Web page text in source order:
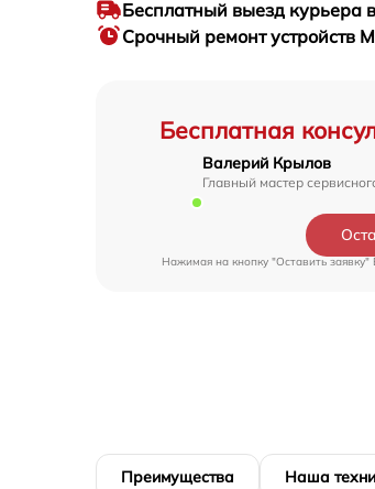
Бесплатная
Валерий Крылов
Главный мастер
Нажимая на кнопку "Оставить заявку"
Бесплатный выезд курьера
Срочный ремонтустройств
Преимущества Наша